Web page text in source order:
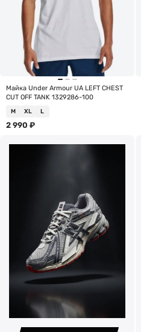
Майка Under Armour UA LEFT CHEST
CUT OFF TANK 1329286-100
M XL L
2 990 ₽